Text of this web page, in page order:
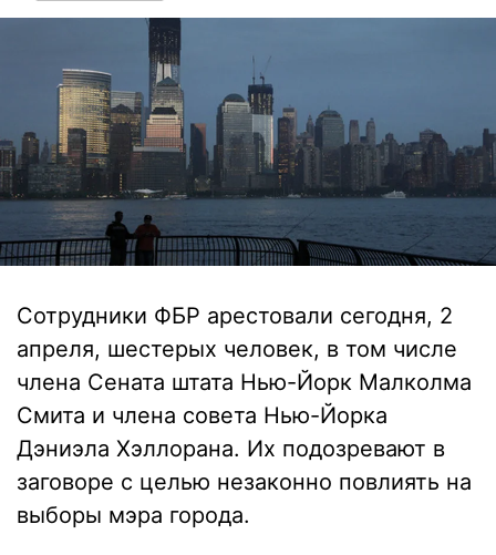
Сотрудники ФБР арестовали сегодня, 2
апреля, шестерых человек, в том числе
члена Сената штата Нью-Йорк Малколма
Смита и члена совета Нью-Йорка
Дэниэла Хэллорана. Их подозревают в
заговоре с целью незаконно повлиять на
выборы мэра города.